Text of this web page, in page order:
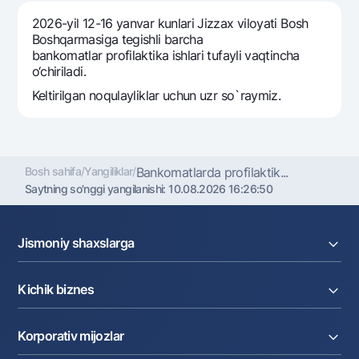
Hamma uchun USD uchun
Talab qilib olinguncha USD
UzCard/HUMO
Visa
Visa FIFA
Mastercard
Eskrou hisobvarag‘i
Tariflar
Aksiyalar
Ko'p beriladigan savollar
Qidirish
Foydali havolalar
Matbuot markazi
2026-yil 12-16 yanvar kunlari Jizzax viloyati Bosh
Boshqarmasiga tegishli barcha
bankomatlar profilaktika ishlari tufayli vaqtincha
o‘chiriladi.
Keltirilgan noqulayliklar uchun uzr so`raymiz.
Bosh sahifa/Yangiliklar/Bankomatlarda profilaktik...
Saytning so'nggi yangilanishi: 10.08.2026 16:26:50
Jismoniy shaxslarga
Omonatlar
Kartalar
Pul oʻtkazmalari
Valyutalar kursi
Kichik biznes
Kreditlar
Korporativ mijozlar